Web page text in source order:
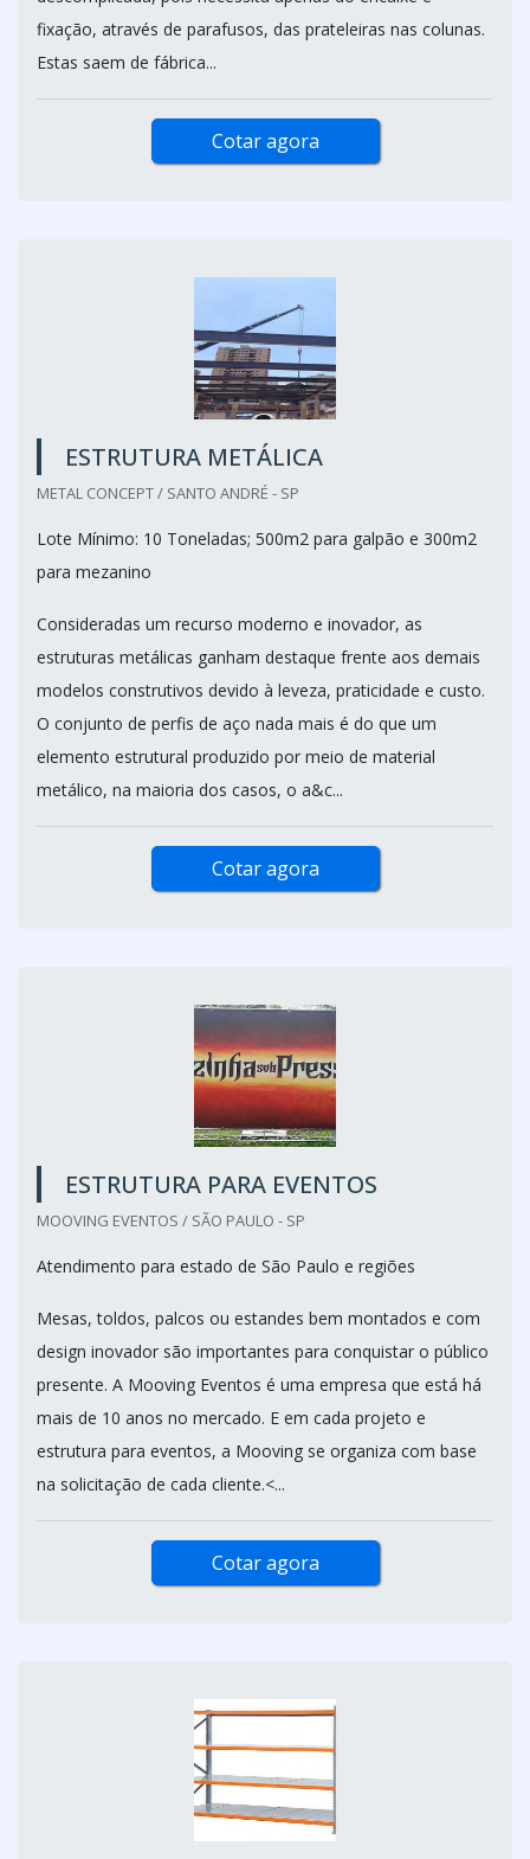
fixação, através de parafusos, das prateleiras nas colunas.
Estas saem de fábrica...
Cotar agora
ESTRUTURA METÁLICA
METAL CONCEPT / SANTO ANDRÉ - SP
Lote Mínimo: 10 Toneladas; 500m2 para galpão e 300m2
para mezanino
Consideradas um recurso moderno e inovador, as
estruturas metálicas ganham destaque frente aos demais
modelos construtivos devido à leveza, praticidade e custo.
O conjunto de perfis de aço nada mais é do que um
elemento estrutural produzido por meio de material
metálico, na maioria dos casos, o a&c...
Cotar agora
ESTRUTURA PARA EVENTOS
MOOVING EVENTOS / SÃO PAULO - SP
Atendimento para estado de São Paulo e regiões
Mesas, toldos, palcos ou estandes bem montados e com
design inovador são importantes para conquistar o público
presente. A Mooving Eventos é uma empresa que está há
mais de 10 anos no mercado. E em cada projeto e
estrutura para eventos, a Mooving se organiza com base
na solicitação de cada cliente.<...
Cotar agora